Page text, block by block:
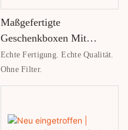
Maßgefertigte
Geschenkboxen Mit
Doppeltür
Echte Fertigung. Echte Qualität.
Ohne Filter.